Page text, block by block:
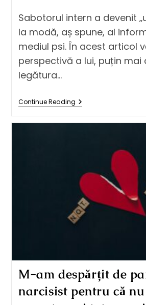
Sabotorul intern a devenit
la modă, aș spune, al
mediul psi. În acest articol
perspectivă a lui, puțin mai
legătura…
Continue Reading
M-am despărțit de
narcisist pentru că